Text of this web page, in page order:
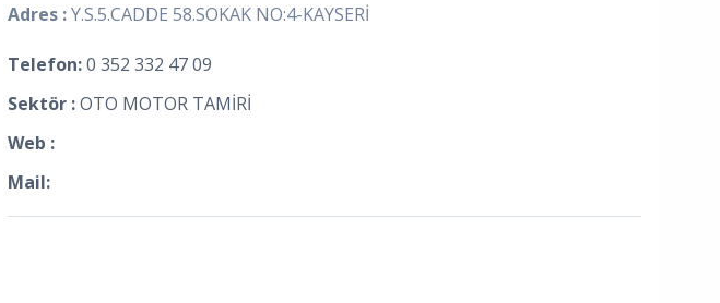
Adres :Y.S.5.CADDE 58.SOKAK NO:4-KAYSERİ
Telefon:0 352 332 47 09
Sektör :OTO MOTOR TAMİRİ
Web :
Mail: